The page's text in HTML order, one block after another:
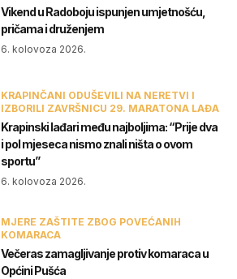
Vikend u Radoboju ispunjen umjetnošću,
pričama i druženjem
6. kolovoza 2026.
KRAPINČANI ODUŠEVILI NA NERETVI I
IZBORILI ZAVRŠNICU 29. MARATONA LAĐA
Krapinski lađari među najboljima: “Prije dva
i pol mjeseca nismo znali ništa o ovom
sportu”
6. kolovoza 2026.
MJERE ZAŠTITE ZBOG POVEĆANIH
KOMARACA
Večeras zamagljivanje protiv komaraca u
Općini Pušća